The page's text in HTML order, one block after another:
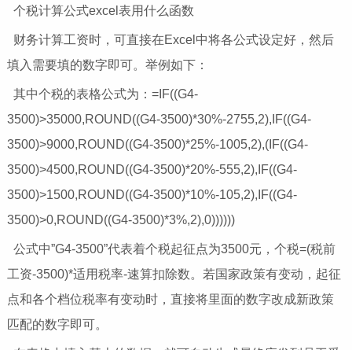
个税计算公式excel表用什么函数
财务计算工资时，可直接在Excel中将各公式设定好，然后
填入需要填的数字即可。举例如下：
其中个税的表格公式为：=IF((G4-
3500)>35000,ROUND((G4-3500)*30%-2755,2),IF((G4-
3500)>9000,ROUND((G4-3500)*25%-1005,2),(IF((G4-
3500)>4500,ROUND((G4-3500)*20%-555,2),IF((G4-
3500)>1500,ROUND((G4-3500)*10%-105,2),IF((G4-
3500)>0,ROUND((G4-3500)*3%,2),0))))))
公式中”G4-3500”代表着个税起征点为3500元，个税=(税前
工资-3500)*适用税率-速算扣除数。若国家政策有变动，起征
点和各个档位税率有变动时，直接将里面的数字改成新政策
匹配的数字即可。